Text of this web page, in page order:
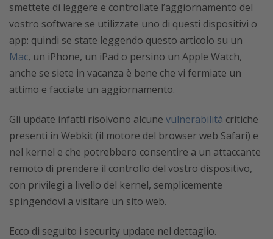
smettete di leggere e controllate l’aggiornamento del
vostro software se utilizzate uno di questi dispositivi o
app: quindi se state leggendo questo articolo su un
Mac, un iPhone, un iPad o persino un Apple Watch,
anche se siete in vacanza è bene che vi fermiate un
attimo e facciate un aggiornamento.
Gli update infatti risolvono alcune vulnerabilità critiche
presenti in Webkit (il motore del browser web Safari) e
nel kernel e che potrebbero consentire a un attaccante
remoto di prendere il controllo del vostro dispositivo,
con privilegi a livello del kernel, semplicemente
spingendovi a visitare un sito web.
Ecco di seguito i security update nel dettaglio.